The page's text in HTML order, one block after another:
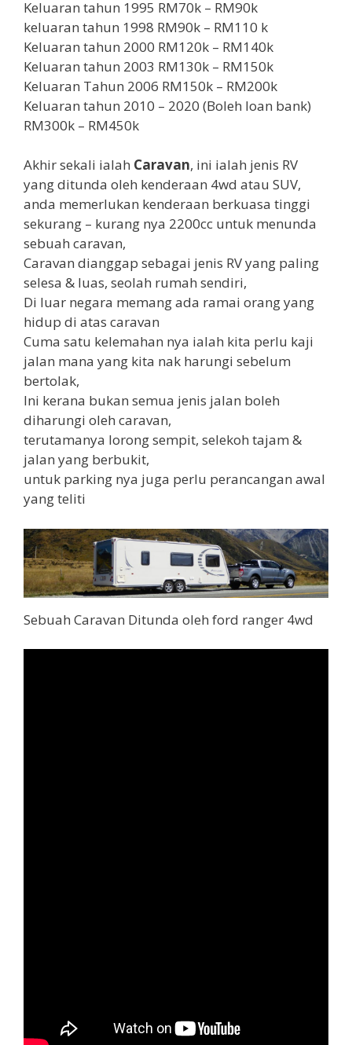
Keluaran tahun 1995 RM70k – RM90k
keluaran tahun 1998 RM90k – RM110 k
Keluaran tahun 2000 RM120k – RM140k
Keluaran tahun 2003 RM130k – RM150k
Keluaran Tahun 2006 RM150k – RM200k
Keluaran tahun 2010 – 2020 (Boleh loan bank)
RM300k – RM450k
Akhir sekali ialah Caravan, ini ialah jenis RV
yang ditunda oleh kenderaan 4wd atau SUV,
anda memerlukan kenderaan berkuasa tinggi
sekurang – kurang nya 2200cc untuk menunda
sebuah caravan,
Caravan dianggap sebagai jenis RV yang paling
selesa & luas, seolah rumah sendiri,
Di luar negara memang ada ramai orang yang
hidup di atas caravan
Cuma satu kelemahan nya ialah kita perlu kaji
jalan mana yang kita nak harungi sebelum
bertolak,
Ini kerana bukan semua jenis jalan boleh
diharungi oleh caravan,
terutamanya lorong sempit, selekoh tajam &
jalan yang berbukit,
untuk parking nya juga perlu perancangan awal
yang teliti
Sebuah Caravan Ditunda oleh ford ranger 4wd